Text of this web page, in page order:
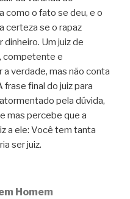
como o fato se deu, e o
certeza se o rapaz
dinheiro. Um juiz de
competente e
verdade, mas não conta
frase final do juiz para
pela dúvida,
mas percebe que a
a ele: Você tem tanta
ser juiz.
Homem